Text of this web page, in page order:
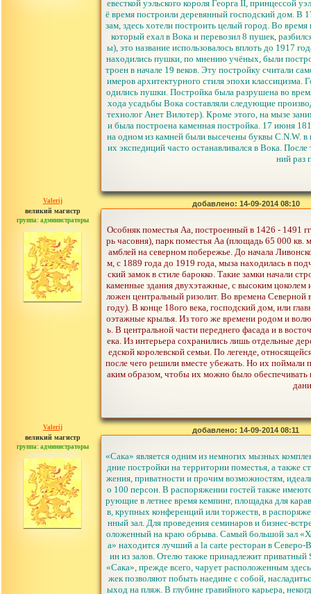
евесткой уэльского короля Георга II, принцессой
ё время построили деревянный господский дом. В
зам, здесь хотели построить целый город. Во
который ехал в Вока и перевозил 8 пушек,
ы), это название использовалось вплоть до 1917
находились пушки, по мнению учёных, были
троен в начале 19 веков. Эту постройку считали
имеров архитектурного стиля эпохи
одились пушки. Постройка была разрушена во
хода усадьбы Вока составляли следующие
технолог Анет Вилотер). Кроме этого, на мызе
и была построена каменная постройка. 17 июня
на одном из камней были высечены буквы C.N.W.
их экспедиций часто останавливался в Вока.
ний раз
Valerij
великий магистр
группа: администраторы
сообщений: 3753
добавлено: 14-09-2014 08:10
Особняк поместья Аа, построенный в 1426 - 1491
рь часовня), парк поместья Aa (площадь 65 000
амблей на северном побережье. До начала
м, с 1889 года до 1919 года, мыза находилась в
ский замок в стиле барокко. Такие замки начали
каменные здания двухэтажные, с высоким
ложен центральный ризолит. Во времена
году). В конце 18ого века, господский дом, или
оэтажные крылья. Из того же времени родом и
ь. В центральной части переднего фасада и в
ека. Из интерьера сохранились лишь отдельные
едской королевской семьи. По легенде,
после чего решили вместе убежать. Но их поймали
аким образом, чтобы их можно было обеспечивать
Valerij
великий магистр
группа: администраторы
сообщений: 3753
добавлено: 14-09-2014 08:11
«Сака» является одним из немногих мызных
дние постройки на территории поместья, а также
жения, приватности и прочим возможностям,
о 100 персон. В распоряжении гостей также
рующие в летнее время кемпинг, площадка для
в, крупных конференций или торжеств, в
нный зал. Для проведения семинаров и бизнес-
оложенный на краю обрыва. Самый большой зал
а» находится лучший a la carte ресторан в Северо-
ин из залов. Отелю также принадлежит приватный
«Сака», прежде всего, чарует расположенным
жек позволяют побыть наедине с собой,
ыход на пляж. В глубине гравийного карьера,